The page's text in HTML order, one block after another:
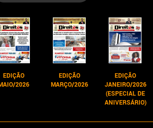
EDIÇÃO
2026
EDIÇÃO
MARÇO/2026
EDIÇÃO
JANEIRO/2026
(ESPECIAL DE
ANIVERSÁRIO)